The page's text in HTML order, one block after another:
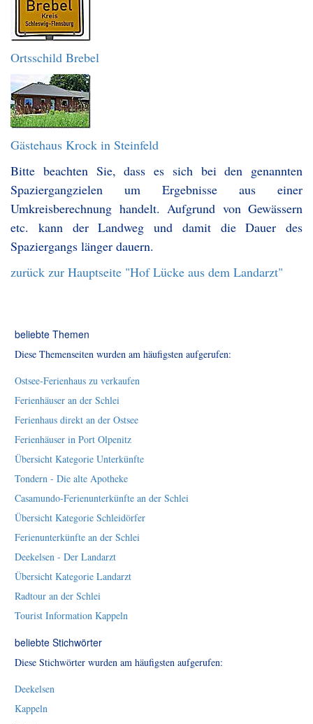
Ortsschild Brebel
Gästehaus Krock in Steinfeld
Bitte beachten Sie, dass es sich bei den genannten
Spaziergangzielen um Ergebnisse aus einer
Umkreisberechnung handelt. Aufgrund von Gewässern
etc. kann der Landweg und damit die Dauer des
Spaziergangs länger dauern.
zurück zur Hauptseite "Hof Lücke aus dem Landarzt"
beliebte Themen
Diese Themenseiten wurden am häufigsten aufgerufen:
Ostsee-Ferienhaus zu verkaufen
Ferienhäuser an der Schlei
Ferienhaus direkt an der Ostsee
Ferienhäuser in Port Olpenitz
Übersicht Kategorie Unterkünfte
Tondern - Die alte Apotheke
Casamundo-Ferienunterkünfte an der Schlei
Übersicht Kategorie Schleidörfer
Ferienunterkünfte an der Schlei
Deekelsen - Der Landarzt
Übersicht Kategorie Landarzt
Radtour an der Schlei
Tourist Information Kappeln
beliebte Stichwörter
Diese Stichwörter wurden am häufigsten aufgerufen:
Deekelsen
Kappeln